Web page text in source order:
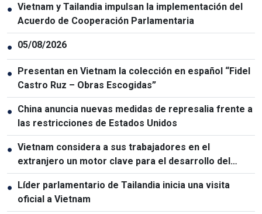
● Vietnam y Tailandia impulsan la implementación del
Acuerdo de Cooperación Parlamentaria
● 05/08/2026
● Presentan en Vietnam la colección en español “Fidel
Castro Ruz – Obras Escogidas”
● China anuncia nuevas medidas de represalia frente a
las restricciones de Estados Unidos
● Vietnam considera a sus trabajadores en el
extranjero un motor clave para el desarrollo del
capital humano
● Líder parlamentario de Tailandia inicia una visita
oficial a Vietnam